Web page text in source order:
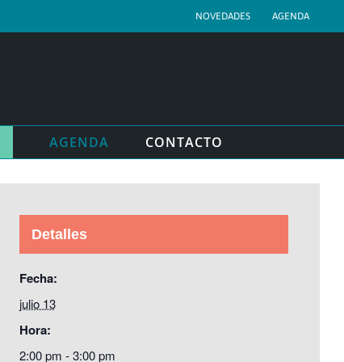
NOVEDADES AGENDA
AGENDA CONTACTO
Detalles
Fecha:
julio 13
Hora:
2:00 pm - 3:00 pm